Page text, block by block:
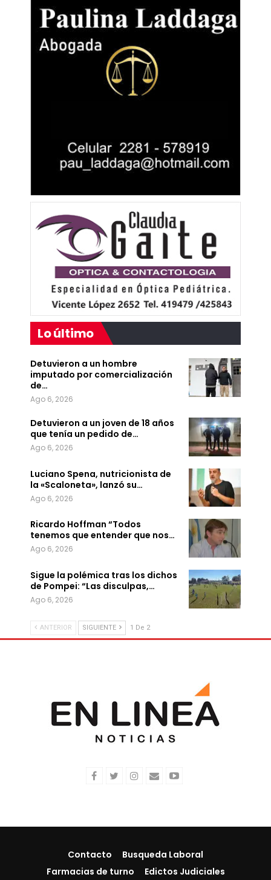
Lo último
Detuvieron a un hombre
imputado por comercialización
de…
Ago 6, 2026
Detuvieron a un joven de 18 años
que tenía un pedido de…
Ago 6, 2026
Luciano Spena, nutricionista de
la «Scaloneta», lanzó su…
Ago 6, 2026
Ricardo Hoffman “Todos
tenemos que entender que nos…
Ago 6, 2026
Sigue la polémica tras los dichos
de Pompei: “Las disculpas,…
Ago 6, 2026
ANTERIOR SIGUIENTE 1 De 2
Contacto
Busqueda Laboral
Farmacias de turno
Edictos Judiciales